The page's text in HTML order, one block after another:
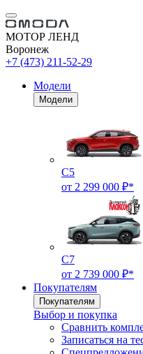
МОТОР ЛЕНД
Воронеж
+7 (473) 211-52-29
Модели
Модели
C5
от 2 299 000 ₽*
C7
от 2 739 000 ₽*
Покупателям
Покупателям
Выбор и покупка
Сравнить
Записаться на